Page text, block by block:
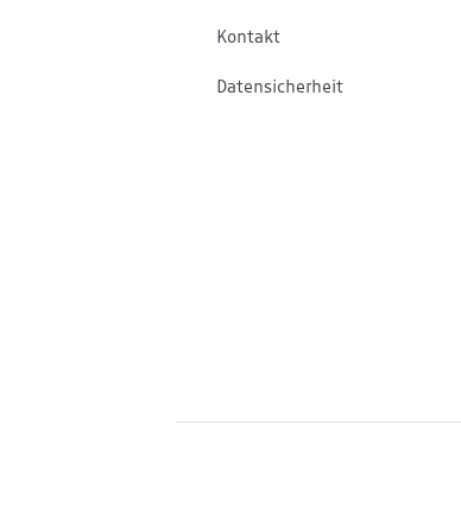
E-Paper App
Kontakt
Datensicherheit